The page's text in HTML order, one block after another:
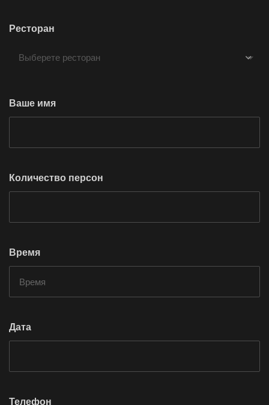
Ресторан
Ваше имя
Количество персон
Время
Дата
Телефон